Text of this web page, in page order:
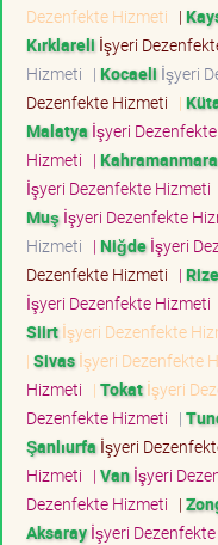
Dezenfekte Hizmeti |
Kırklareli İşyeri
Hizmeti | Kocaeli İşyeri
Dezenfekte Hizmeti |
Malatya İşyeri
Hizmeti |
İşyeri Dezenfekte Hizmeti
Muş İşyeri Dezenfekte
Hizmeti | Niğdeİşyeri
Dezenfekte Hizmeti | Rize
İşyeri Dezenfekte Hizmeti
Siirtİşyeri Dezenfekte
| Sivasİşyeri Dezenfekte
Hizmeti | Tokatİşyeri
Dezenfekte Hizmeti |
Şanlıurfa İşyeri
Hizmeti | Vanİşyeri
Dezenfekte Hizmeti |
Aksarayİşyeri